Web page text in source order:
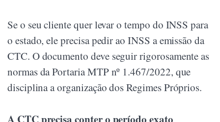
Se o seu cliente quer levar o tempo do INSS para
o estado, ele precisa pedir ao INSS a emissão da
CTC. O documento deve seguir rigorosamente as
normas da Portaria MTP nº 1.467/2022, que
disciplina a organização dos Regimes Próprios.